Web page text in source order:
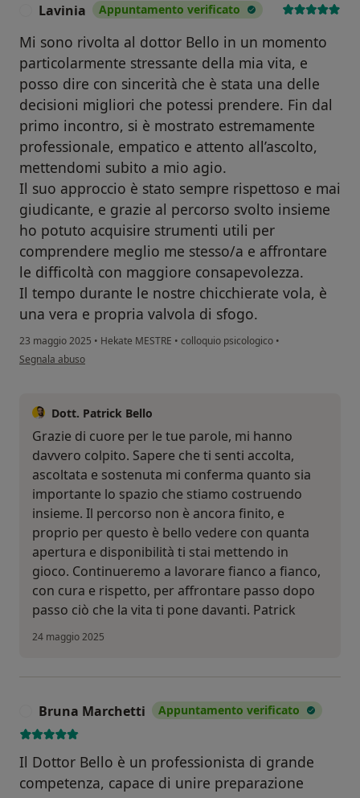
Lavinia Appuntamento verificato
Mi sono rivolta al dottor Bello in un momento
particolarmente stressante della mia vita, e
posso dire con sincerità che è stata una delle
decisioni migliori che potessi prendere. Fin dal
primo incontro, si è mostrato estremamente
professionale, empatico e attento all’ascolto,
mettendomi subito a mio agio.
Il suo approccio è stato sempre rispettoso e mai
giudicante, e grazie al percorso svolto insieme
ho potuto acquisire strumenti utili per
comprendere meglio me stesso/a e affrontare
le difficoltà con maggiore consapevolezza.
Il tempo durante le nostre chicchierate vola, è
una vera e propria valvola di sfogo.
23 maggio 2025 • Hekate MESTRE • colloquio psicologico •
secondo l'opinione dell'utente Lavinia
Segnala abuso
Dott. Patrick Bello
Grazie di cuore per le tue parole, mi hanno
davvero colpito. Sapere che ti senti accolta,
ascoltata e sostenuta mi conferma quanto sia
importante lo spazio che stiamo costruendo
insieme. Il percorso non è ancora finito, e
proprio per questo è bello vedere con quanta
apertura e disponibilità ti stai mettendo in
gioco. Continueremo a lavorare fianco a fianco,
con cura e rispetto, per affrontare passo dopo
passo ciò che la vita ti pone davanti. Patrick
24 maggio 2025
Bruna Marchetti Appuntamento verificato
Il Dottor Bello è un professionista di grande
competenza, capace di unire preparazione